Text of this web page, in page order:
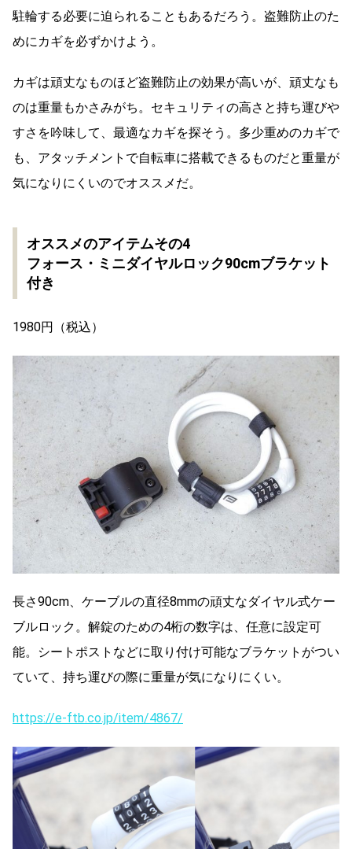
駐輪する必要に迫られることもあるだろう。盗難防止のた
めにカギを必ずかけよう。
カギは頑丈なものほど盗難防止の効果が高いが、頑丈なも
のは重量もかさみがち。セキュリティの高さと持ち運びや
すさを吟味して、最適なカギを探そう。多少重めのカギで
も、アタッチメントで自転車に搭載できるものだと重量が
気になりにくいのでオススメだ。
オススメのアイテムその4
フォース・ミニダイヤルロック90cmブラケット
付き
1980円（税込）
長さ90cm、ケーブルの直径8mmの頑丈なダイヤル式ケー
ブルロック。解錠のための4桁の数字は、任意に設定可
能。シートポストなどに取り付け可能なブラケットがつい
ていて、持ち運びの際に重量が気になりにくい。
https://e-ftb.co.jp/item/4867/